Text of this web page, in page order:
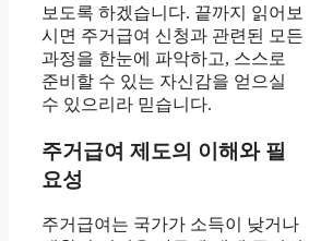
보도록 하겠습니다. 끝까지 읽어보
시면 주거급여 신청과 관련된 모든
과정을 한눈에 파악하고, 스스로
준비할 수 있는 자신감을 얻으실
수 있으리라 믿습니다.
주거급여 제도의 이해와 필
요성
주거급여는 국가가 소득이 낮거나